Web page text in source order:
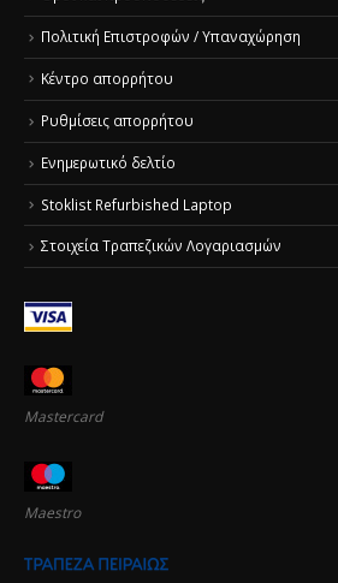
Πολιτική Επιστροφών / Υπαναχώρηση
Κέντρο απορρήτου
Ρυθμίσεις απορρήτου
Ενημερωτικό δελτίο
Stoklist Refurbished Laptop
Στοιχεία Τραπεζικών Λογαριασμών
Mastercard
Maestro